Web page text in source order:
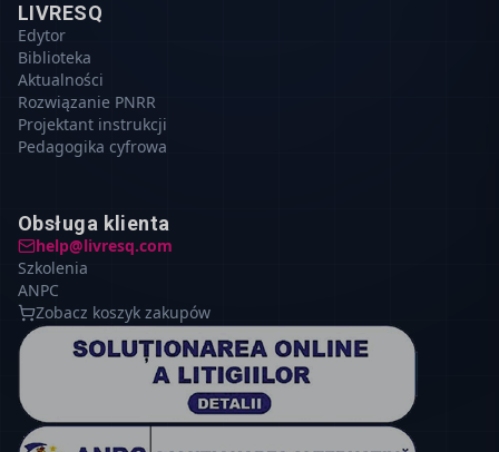
LIVRESQ
Edytor
Biblioteka
Aktualności
Rozwiązanie PNRR
Projektant instrukcji
Pedagogika cyfrowa
Obsługa klienta
help@livresq.com
Szkolenia
ANPC
Zobacz koszyk zakupów